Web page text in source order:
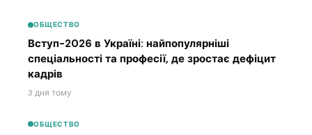
ОБЩЕСТВО
Вступ-2026 в Україні: найпопулярніші
спеціальності та професії, де зростає дефіцит
кадрів
3 дня тому
ОБЩЕСТВО